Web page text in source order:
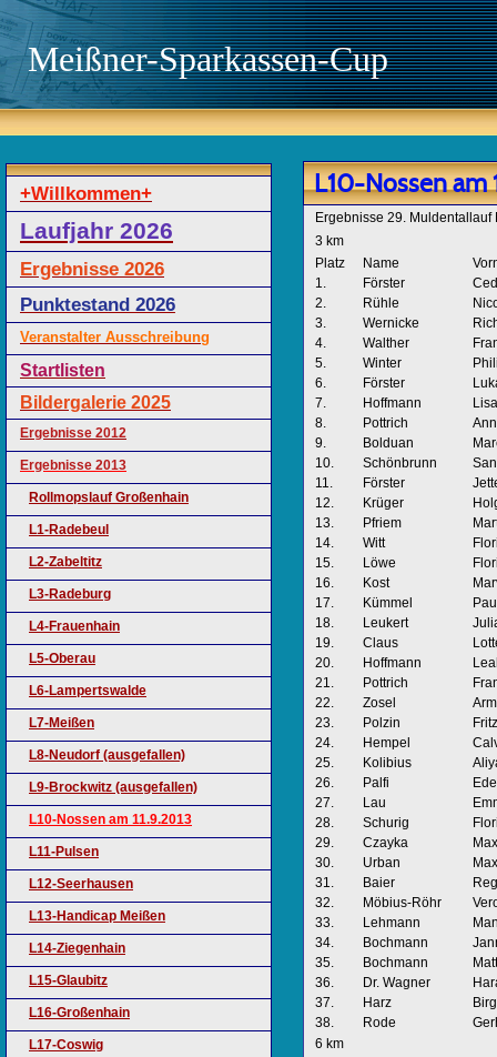
Meißner-Sparkassen-Cup
+Willkommen+
Laufjahr 2026
Ergebnisse 2026
Punktestand 2026
Veranstalter Ausschreibung
Startlisten
Bildergalerie 2025
Ergebnisse 2012
Ergebnisse 2013
Rollmopslauf Großenhain
L1-Radebeul
L2-Zabeltitz
L3-Radeburg
L4-Frauenhain
L5-Oberau
L6-Lampertswalde
L7-Meißen
L8-Neudorf (ausgefallen)
L9-Brockwitz (ausgefallen)
L10-Nossen am 11.9.2013
L11-Pulsen
L12-Seerhausen
L13-Handicap Meißen
L14-Ziegenhain
L15-Glaubitz
L16-Großenhain
L17-Coswig
L10-Nossen am
Ergebnisse 29. Muldentallauf
3 km
Platz
Name
1.
Förster
2.
Rühle
3.
Wernicke
4.
Walther
5.
Winter
6.
Förster
7.
Hoffmann
8.
Pottrich
9.
Bolduan
10.
Schönbrunn
11.
Förster
12.
Krüger
13.
Pfriem
14.
Witt
15.
Löwe
16.
Kost
17.
Kümmel
18.
Leukert
19.
Claus
20.
Hoffmann
21.
Pottrich
22.
Zosel
23.
Polzin
Fritz
24.
Hempel
25.
Kolibius
26.
Palfi
27.
Lau
28.
Schurig
29.
Czayka
30.
Urban
Max
31.
Baier
32.
Möbius-Röhr
33.
Lehmann
34.
Bochmann
35.
Bochmann
36.
Dr. Wagner
37.
Harz
38.
Rode
6 km